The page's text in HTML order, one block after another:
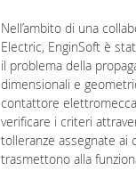
Nell’ambito di una
Electric, EnginSoft è
il problema della
dimensionali e
contattore
verificare i criteri
tolleranze assegnate ai
trasmettono alla